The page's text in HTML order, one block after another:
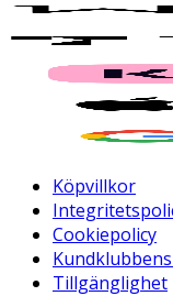
Köpvillkor
Cookiepolicy
Tillgänglighet